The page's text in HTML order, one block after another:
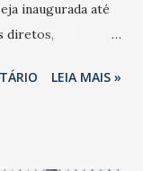
inaugurada até
diretos,
oficialmente, mas
LEIA MAIS »